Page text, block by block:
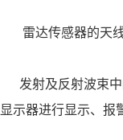
雷达传感器的天线
发射及反射波束中
显示器进行显示、报